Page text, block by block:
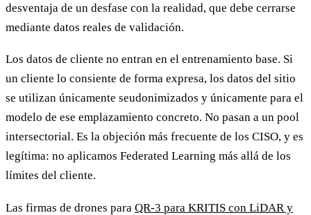
desventaja de un desfase con la realidad, que debe cerrarse
mediante datos reales de validación.
Los datos de cliente no entran en el entrenamiento base. Si
un cliente lo consiente de forma expresa, los datos del sitio
se utilizan únicamente seudonimizados y únicamente para el
modelo de ese emplazamiento concreto. No pasan a un pool
intersectorial. Es la objeción más frecuente de los CISO, y es
legítima: no aplicamos Federated Learning más allá de los
límites del cliente.
Las firmas de drones para QR-3 para KRITIS con LiDAR y